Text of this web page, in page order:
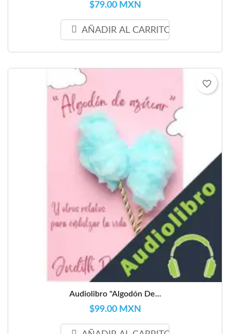
$79.00 MXN
AÑADIR AL CARRITO
Audiolibro "Algodón De...
$99.00 MXN
favorite_border